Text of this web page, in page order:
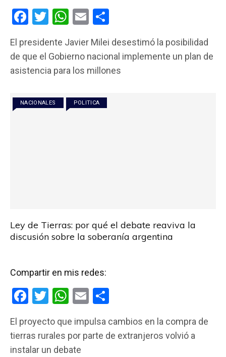
F
ce
b
o
k
T
tt
er
W
at
s
p
p
E
ail m
p
El presidente Javier Milei desestimó la posibilidad
de que el Gobierno nacional implemente un plan de
asistencia para los millones
NACIONALES POLITICA
Ley de Tierras: por qué el debate reaviva la
discusión sobre la soberanía argentina
Compartir en mis redes:
F
ce
b
T
tt
er
W
at
s
E
ail m
p
El proyecto que impulsa cambios en la compra de
tierras rurales por parte de extranjeros volvió a
instalar un debate